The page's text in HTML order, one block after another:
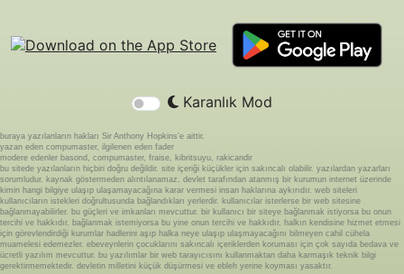
Karanlık Mod
buraya yazılanların hakları Sir Anthony Hopkins'e aittir.
yazan eden compumaster, ilgilenen eden fader
modere edenler basond, compumaster, fraise, kibritsuyu, rakicandir
bu sitede yazılanların hiçbiri doğru değildir. site içeriği küçükler için sakıncalı olabilir. yazılardan yazarları
sorumludur. kaynak göstermeden alıntılanamaz. devlet tarafından atanmış bir kurumun internet üzerinde
kimin hangi bilgiye ulaşıp ulaşamayacağına karar vermesi insan haklarına aykırıdır. web siteleri
kullanıcıların istekleri doğrultusunda bağlandıkları yerlerdir. kullanıcılar isterlerse bir web sitesine
bağlanmayabilirler. bu güçleri ve imkanları mevcuttur. bir kullanıcı bir siteye bağlanmak istiyorsa bu onun
tercihi ve hakkıdır. bağlanmak istemiyorsa bu yine onun tercihi ve hakkıdır. halkın kendisine hizmet etmesi
için görevlendirdiği kurumlar hadlerini aşıp halka neye ulaşıp ulaşmayacağını bilmeyen cahil cühela
muamelesi edemezler. ebeveynlerin çocuklarını sakıncalı içeriklerden koruması için çok sayıda bedava ve
ücretli yazılım mevcuttur. bu yazılımlar bir web tarayıcısını kullanmaktan daha karmaşık teknik bilgi
gerektirmemektedir. devletin milletini küçük düşürmesi ve ebleh yerine koyması yasaktır.